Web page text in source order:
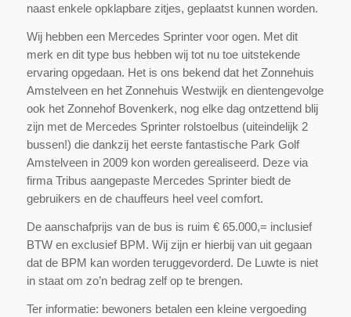
naast enkele opklapbare zitjes, geplaatst kunnen worden.
Wij hebben een Mercedes Sprinter voor ogen. Met dit
merk en dit type bus hebben wij tot nu toe uitstekende
ervaring opgedaan. Het is ons bekend dat het Zonnehuis
Amstelveen en het Zonnehuis Westwijk en dientengevolge
ook het Zonnehof Bovenkerk, nog elke dag ontzettend blij
zijn met de Mercedes Sprinter rolstoelbus (uiteindelijk 2
bussen!) die dankzij het eerste fantastische Park Golf
Amstelveen in 2009 kon worden gerealiseerd. Deze via
firma Tribus aangepaste Mercedes Sprinter biedt de
gebruikers en de chauffeurs heel veel comfort.
De aanschafprijs van de bus is ruim € 65.000,= inclusief
BTW en exclusief BPM. Wij zijn er hierbij van uit gegaan
dat de BPM kan worden teruggevorderd. De Luwte is niet
in staat om zo’n bedrag zelf op te brengen.
Ter informatie: bewoners betalen een kleine vergoeding